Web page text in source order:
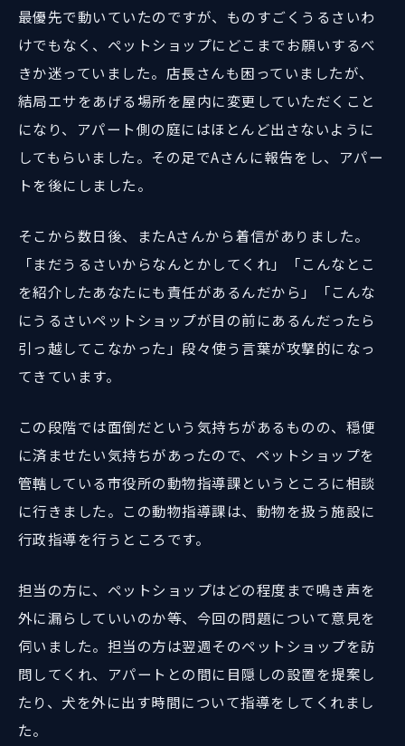
最優先で動いていたのですが、ものすごくうるさいわ
けでもなく、ペットショップにどこまでお願いするべ
きか迷っていました。店長さんも困っていましたが、
結局エサをあげる場所を屋内に変更していただくこと
になり、アパート側の庭にはほとんど出さないように
してもらいました。その足でAさんに報告をし、アパー
トを後にしました。
そこから数日後、またAさんから着信がありました。
「まだうるさいからなんとかしてくれ」「こんなとこ
を紹介したあなたにも責任があるんだから」「こんな
にうるさいペットショップが目の前にあるんだったら
引っ越してこなかった」段々使う言葉が攻撃的になっ
てきています。
この段階では面倒だという気持ちがあるものの、穏便
に済ませたい気持ちがあったので、ペットショップを
管轄している市役所の動物指導課というところに相談
に行きました。この動物指導課は、動物を扱う施設に
行政指導を行うところです。
担当の方に、ペットショップはどの程度まで鳴き声を
外に漏らしていいのか等、今回の問題について意見を
伺いました。担当の方は翌週そのペットショップを訪
問してくれ、アパートとの間に目隠しの設置を提案し
たり、犬を外に出す時間について指導をしてくれまし
た。